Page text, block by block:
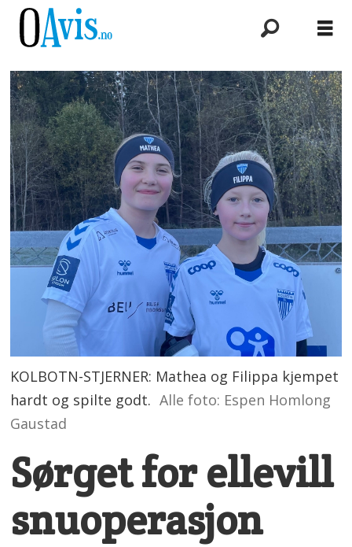
KOLBOTN-STJERNER: Mathea og Filippa kjempet
hardt og spilte godt. Alle foto: Espen Homlong
Gaustad
Sørget for ellevill
snuoperasjon